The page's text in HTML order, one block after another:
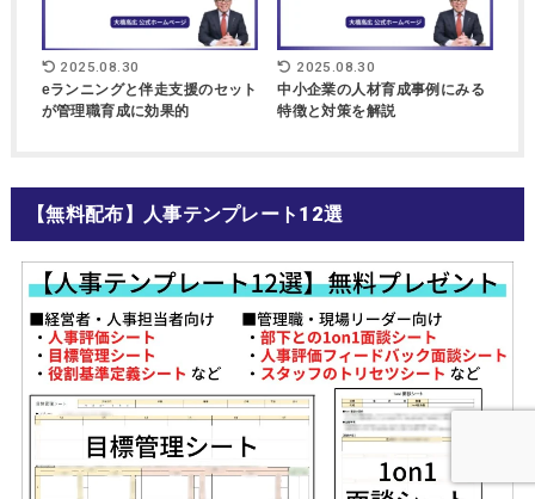
2025.08.30
eランニングと伴走支援のセット
が管理職育成に効果的
2025.08.30
中小企業の人材育成事例にみる
特徴と対策を解説
【無料配布】人事テンプレート12選